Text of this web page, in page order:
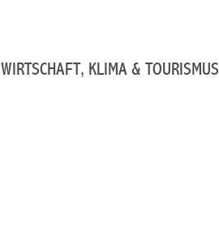
WIRTSCHAFT, KLIMA & TOURISMUS